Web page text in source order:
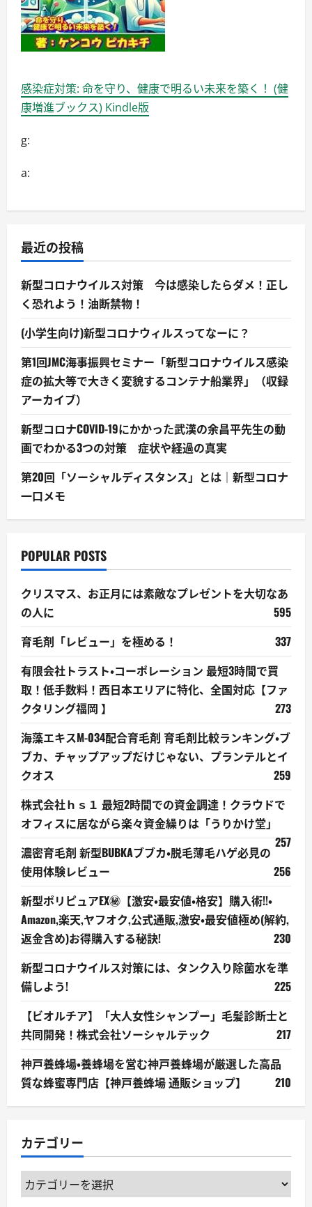
読
む
感染症対策: 命を守り、健康で明るい未来を築く！ (健
康増進ブックス) Kindle版
g:
a:
最近の投稿
新型コロナウイルス対策 今は感染したらダメ！正し
く恐れよう！油断禁物！
(小学生向け)新型コロナウィルスってなーに？
第1回JMC海事振興セミナー「新型コロナウイルス感染
症の拡大等で大きく変貌するコンテナ船業界」（収録
アーカイブ）
新型コロナCOVID-19にかかった武漢の余昌平先生の動
画でわかる3つの対策 症状や経過の真実
第20回「ソーシャルディスタンス」とは｜新型コロナ
一口メモ
POPULAR POSTS
クリスマス、お正月には素敵なプレゼントを大切なあ
の人に
595
育毛剤「レビュー」を極める！
337
有限会社トラスト・コーポレーション 最短3時間で買
取！低手数料！西日本エリアに特化、全国対応【ファ
クタリング福岡 】
273
海藻エキスM-034配合育毛剤 育毛剤比較ランキング・ブ
ブカ、チャップアップだけじゃない、プランテルとイ
クオス
259
株式会社ｈｓ１ 最短2時間での資金調達！クラウドで
オフィスに居ながら楽々資金繰りは「うりかけ堂」
257
濃密育毛剤 新型BUBKAブブカ・脱毛薄毛ハゲ必見の
使用体験レビュー
256
新型ポリピュアEX㊙【激安・最安値・格安】購入術!!・
Amazon,楽天,ヤフオク,公式通販,激安・最安値極め(解約,
返金含め)お得購入する秘訣!
230
新型コロナウイルス対策には、タンク入り除菌水を準
備しよう!
225
【ビオルチア】「大人女性シャンプー」毛髪診断士と
共同開発！株式会社ソーシャルテック
217
神戸養蜂場・養蜂場を営む神戸養蜂場が厳選した高品
質な蜂蜜専門店【神戸養蜂場 通販ショップ】
210
カテゴリー
カ
テ